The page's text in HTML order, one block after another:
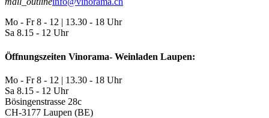
Mo - Fr8 - 12 | 13.30 - 18 Uhr
Sa 8.15 - 12 Uhr
Öffnungszeiten Vinorama- Weinladen Laupen:
Mo - Fr8 - 12 | 13.30 - 18 Uhr
Sa 8.15 - 12 Uhr
Bösingenstrasse 28c
CH-3177 Laupen (BE)